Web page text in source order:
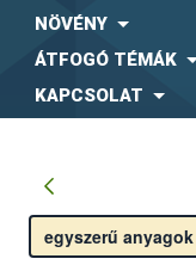
NÖVÉNY
ÁTFOGÓ TÉMÁK
KAPCSOLAT